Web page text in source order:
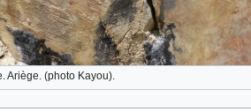
Ariège. (photo Kayou).